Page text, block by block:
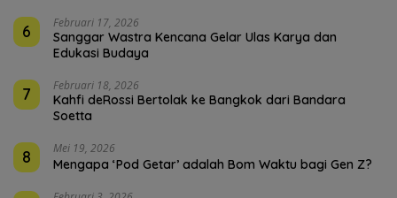
6 Februari 17, 2026
Sanggar Wastra Kencana Gelar Ulas Karya dan
Edukasi Budaya
7 Februari 18, 2026
Kahfi deRossi Bertolak ke Bangkok dari Bandara
Soetta
8 Mei 19, 2026
Mengapa ‘Pod Getar’ adalah Bom Waktu bagi Gen Z?